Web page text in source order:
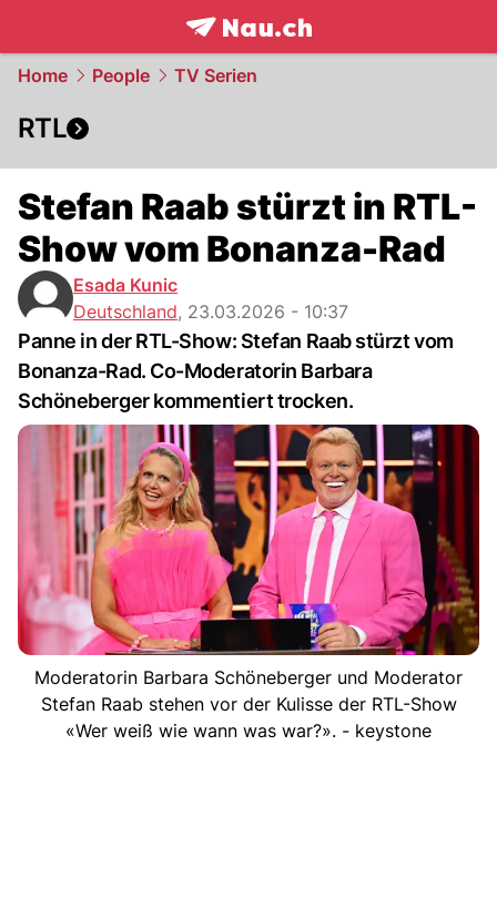
frontpage.NAU.ch
Home People TV Serien
RTL
Stefan Raab stürzt in RTL-
Show vom Bonanza-Rad
Esada Kunic
Deutschland, 23.03.2026 - 10:37
Panne in der RTL-Show: Stefan Raab stürzt vom
Bonanza-Rad. Co-Moderatorin Barbara
Schöneberger kommentiert trocken.
Moderatorin Barbara Schöneberger und Moderator
Stefan Raab stehen vor der Kulisse der RTL-Show
«Wer weiß wie wann was war?». - keystone